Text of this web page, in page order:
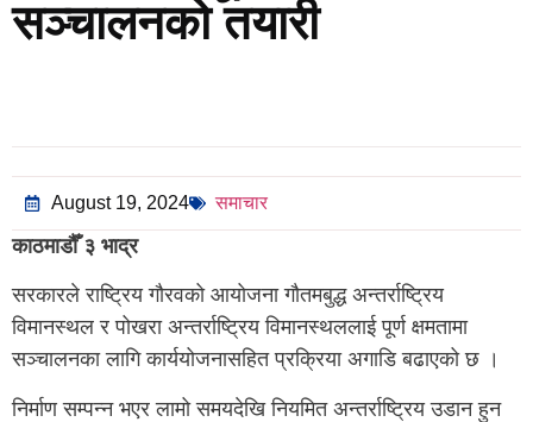
सञ्चालनको तयारी
August 19, 2024 समाचार
काठमाडौँ ३ भाद्र
सरकारले राष्ट्रिय गौरवको आयोजना गौतमबुद्ध अन्तर्राष्ट्रिय
विमानस्थल र पोखरा अन्तर्राष्ट्रिय विमानस्थललाई पूर्ण क्षमतामा
सञ्चालनका लागि कार्ययोजनासहित प्रक्रिया अगाडि बढाएको छ ।
निर्माण सम्पन्न भएर लामो समयदेखि नियमित अन्तर्राष्ट्रिय उडान हुन